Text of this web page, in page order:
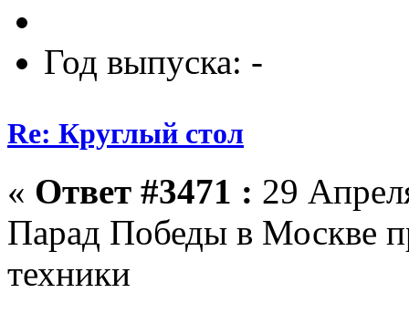
Год выпуска: -
Re: Круглый стол
« Ответ #3471 : 29
Парад Победы в Москве
техники